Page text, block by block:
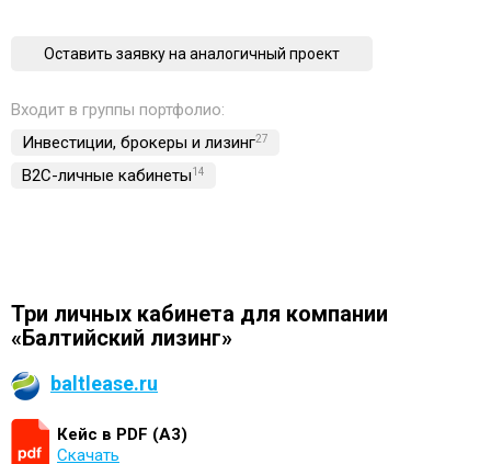
Оставить заявку на аналогичный проект
Входит в группы портфолио:
Инвестиции, брокеры и лизинг27
B2C-личные кабинеты14
Три личных кабинета для компании
«Балтийский лизинг»
baltlease.ru
Кейс в PDF (А3)
Скачать